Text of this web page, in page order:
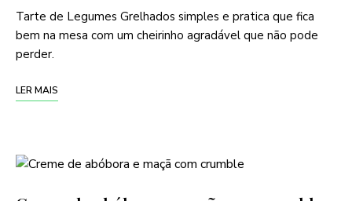
Tarte de Legumes Grelhados simples e pratica que fica
bem na mesa com um cheirinho agradável que não pode
perder.
LER MAIS